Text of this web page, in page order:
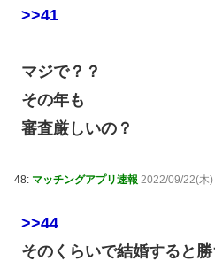
>>41
マジで？？
その年も
審査厳しいの？
48: マッチングアプリ速報 2022/09/22(木
>>44
そのくらいで結婚すると